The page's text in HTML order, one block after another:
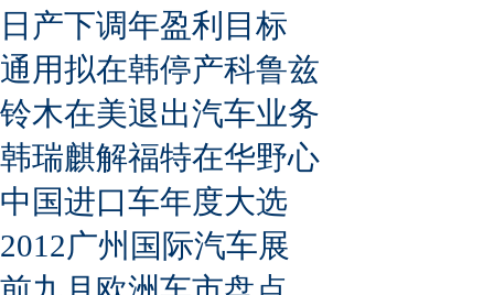
日产下调年盈利目标
通用拟在韩停产科鲁兹
铃木在美退出汽车业务
韩瑞麒解福特在华野心
中国进口车年度大选
2012广州国际汽车展